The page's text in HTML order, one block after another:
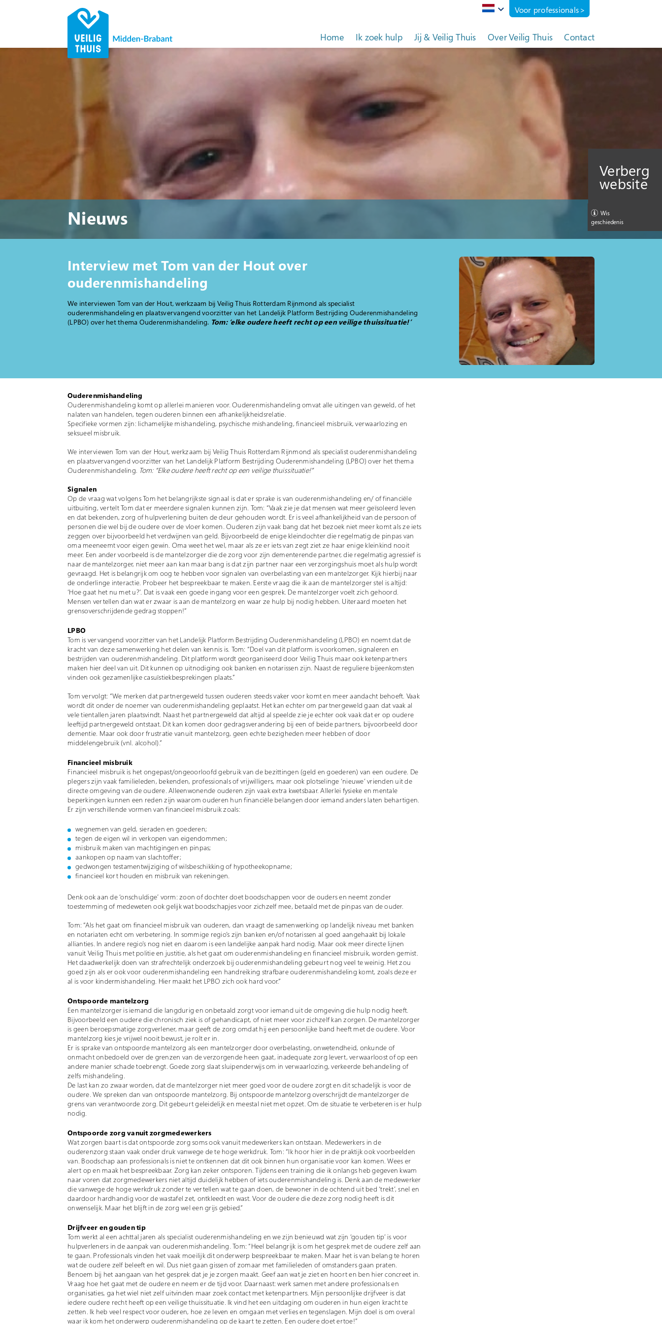
Voor professionals
Home Ik zoek hulp Jij & Veilig Thuis Over Veilig Thuis Contact
Nieuws
Verberg
website
Wis
geschiedenis
Interview met Tom van der Hout over
ouderenmishandeling
We interviewen Tom van der Hout, werkzaam bij Veilig Thuis Rotterdam Rijnmond als specialist
ouderenmishandeling en plaatsvervangend voorzitter van het Landelijk Platform Bestrijding Ouderenmishandeling
(LPBO) over het thema Ouderenmishandeling. Tom: ‘elke oudere heeft recht op een veilige thuissituatie!’
Ouderenmishandeling
Ouderenmishandeling komt op allerlei manieren voor. Ouderenmishandeling omvat alle uitingen van geweld, of het
nalaten van handelen, tegen ouderen binnen een afhankelijkheidsrelatie.
Specifieke vormen zijn: lichamelijke mishandeling, psychische mishandeling, financieel misbruik, verwaarlozing en
seksueel misbruik.
We interviewen Tom van der Hout, werkzaam bij Veilig Thuis Rotterdam Rijnmond als specialist ouderenmishandeling
en plaatsvervangend voorzitter van het Landelijk Platform Bestrijding Ouderenmishandeling (LPBO) over het thema
Ouderenmishandeling. Tom: “Elke oudere heeft recht op een veilige thuissituatie!”
Signalen
Op de vraag wat volgens Tom het belangrijkste signaal is dat er sprake is van ouderenmishandeling en/ of financiële
uitbuiting, vertelt Tom dat er meerdere signalen kunnen zijn. Tom: “Vaak zie je dat mensen wat meer geïsoleerd leven
en dat bekenden, zorg of hulpverlening buiten de deur gehouden wordt. Er is veel afhankelijkheid van de persoon of
personen die wel bij de oudere over de vloer komen. Ouderen zijn vaak bang dat het bezoek niet meer komt als ze iets
zeggen over bijvoorbeeld het verdwijnen van geld. Bijvoorbeeld de enige kleindochter die regelmatig de pinpas van
oma meeneemt voor eigen gewin. Oma weet het wel, maar als ze er iets van zegt ziet ze haar enige kleinkind nooit
meer. Een ander voorbeeld is de mantelzorger die de zorg voor zijn dementerende partner, die regelmatig agressief is
naar de mantelzorger, niet meer aan kan maar bang is dat zijn partner naar een verzorgingshuis moet als hulp wordt
gevraagd. Het is belangrijk om oog te hebben voor signalen van overbelasting van een mantelzorger. Kijk hierbij naar
de onderlinge interactie. Probeer het bespreekbaar te maken. Eerste vraag die ik aan de mantelzorger stel is altijd:
‘Hoe gaat het nu met u?’. Dat is vaak een goede ingang voor een gesprek. De mantelzorger voelt zich gehoord.
Mensen vertellen dan wat er zwaar is aan de mantelzorg en waar ze hulp bij nodig hebben. Uiteraard moeten het
grensoverschrijdende gedrag stoppen!”
LPBO
Tom is vervangend voorzitter van het Landelijk Platform Bestrijding Ouderenmishandeling (LPBO) en noemt dat de
kracht van deze samenwerking het delen van kennis is. Tom: “Doel van dit platform is voorkomen, signaleren en
bestrijden van ouderenmishandeling. Dit platform wordt georganiseerd door Veilig Thuis maar ook ketenpartners
maken hier deel van uit. Dit kunnen op uitnodiging ook banken en notarissen zijn. Naast de reguliere bijeenkomsten
vinden ook gezamenlijke casuïstiekbesprekingen plaats.”
Tom vervolgt: “We merken dat partnergeweld tussen ouderen steeds vaker voor komt en meer aandacht behoeft. Vaak
wordt dit onder de noemer van ouderenmishandeling geplaatst. Het kan echter om partnergeweld gaan dat vaak al
vele tientallen jaren plaatsvindt. Naast het partnergeweld dat altijd al speelde zie je echter ook vaak dat er op oudere
leeftijd partnergeweld ontstaat. Dit kan komen door gedragsverandering bij een of beide partners, bijvoorbeeld door
dementie. Maar ook door frustratie vanuit mantelzorg, geen echte bezigheden meer hebben of door
middelengebruik (vnl. alcohol).”
Financieel misbruik
Financieel misbruik is het ongepast/ongeoorloofd gebruik van de bezittingen (geld en goederen) van een oudere. De
plegers zijn vaak familieleden, bekenden, professionals of vrijwilligers, maar ook plotselinge ‘nieuwe’ vrienden uit de
directe omgeving van de oudere. Alleenwonende ouderen zijn vaak extra kwetsbaar. Allerlei fysieke en mentale
beperkingen kunnen een reden zijn waarom ouderen hun financiële belangen door iemand anders laten behartigen.
Er zijn verschillende vormen van financieel misbruik zoals:
wegnemen van geld, sieraden en goederen;
tegen de eigen wil in verkopen van eigendommen;
misbruik maken van machtigingen en pinpas;
aankopen op naam van slachtoffer;
gedwongen testamentwijziging of wilsbeschikking of hypotheekopname;
financieel kort houden en misbruik van rekeningen.
Denk ook aan de ‘onschuldige’ vorm: zoon of dochter doet boodschappen voor de ouders en neemt zonder
toestemming of medeweten ook gelijk wat boodschapjes voor zichzelf mee, betaald met de pinpas van de ouder.
Tom: “Als het gaat om financieel misbruik van ouderen, dan vraagt de samenwerking op landelijk niveau met banken
en notariaten echt om verbetering. In sommige regio’s zijn banken en/of notarissen al goed aangehaakt bij lokale
allianties. In andere regio’s nog niet en daarom is een landelijke aanpak hard nodig. Maar ook meer directe lijnen
vanuit Veilig Thuis met politie en justitie, als het gaat om ouderenmishandeling en financieel misbruik, worden gemist.
Het daadwerkelijk doen van strafrechtelijk onderzoek bij ouderenmishandeling gebeurt nog veel te weinig. Het zou
goed zijn als er ook voor ouderenmishandeling een handreiking strafbare ouderenmishandeling komt, zoals deze er
al is voor kindermishandeling. Hier maakt het LPBO zich ook hard voor.”
Ontspoorde mantelzorg
Een mantelzorger is iemand die langdurig en onbetaald zorgt voor iemand uit de omgeving die hulp nodig heeft.
Bijvoorbeeld een oudere die chronisch ziek is of gehandicapt, of niet meer voor zichzelf kan zorgen. De mantelzorger
is geen beroepsmatige zorgverlener, maar geeft de zorg omdat hij een persoonlijke band heeft met de oudere. Voor
mantelzorg kies je vrijwel nooit bewust, je rolt er in.
Er is sprake van ontspoorde mantelzorg als een mantelzorger door overbelasting, onwetendheid, onkunde of
onmacht onbedoeld over de grenzen van de verzorgende heen gaat, inadequate zorg levert, verwaarloost of op een
andere manier schade toebrengt. Goede zorg slaat sluipenderwijs om in verwaarlozing, verkeerde behandeling of
zelfs mishandeling.
De last kan zo zwaar worden, dat de mantelzorger niet meer goed voor de oudere zorgt en dit schadelijk is voor de
oudere. We spreken dan van ontspoorde mantelzorg. Bij ontspoorde mantelzorg overschrijdt de mantelzorger de
grens van verantwoorde zorg. Dit gebeurt geleidelijk en meestal niet met opzet. Om de situatie te verbeteren is er hulp
nodig.
Ontspoorde zorg vanuit zorgmedewerkers
Wat zorgen baart is dat ontspoorde zorg soms ook vanuit medewerkers kan ontstaan. Medewerkers in de
ouderenzorg staan vaak onder druk vanwege de te hoge werkdruk. Tom: “Ik hoor hier in de praktijk ook voorbeelden
van. Boodschap aan professionals is niet te ontkennen dat dit ook binnen hun organisatie voor kan komen. Wees er
alert op en maak het bespreekbaar. Zorg kan zeker ontsporen. Tijdens een training die ik onlangs heb gegeven kwam
naar voren dat zorgmedewerkers niet altijd duidelijk hebben of iets ouderenmishandeling is. Denk aan de medewerker
die vanwege de hoge werkdruk zonder te vertellen wat te gaan doen, de bewoner in de ochtend uit bed ‘trekt’, snel en
daardoor hardhandig voor de wastafel zet, ontkleedt en wast. Voor de oudere die deze zorg nodig heeft is dit
onwenselijk. Maar het blijft in de zorg wel een grijs gebied.”
Drijfveer en gouden tip
Tom werkt al een achttal jaren als specialist ouderenmishandeling en we zijn benieuwd wat zijn ‘gouden tip’ is voor
hulpverleners in de aanpak van ouderenmishandeling. Tom: “Heel belangrijk is om het gesprek met de oudere zelf aan
te gaan. Professionals vinden het vaak moeilijk dit onderwerp bespreekbaar te maken. Maar het is van belang te horen
wat de oudere zelf beleeft en wil. Dus niet gaan gissen of zomaar met familieleden of omstanders gaan praten.
Benoem bij het aangaan van het gesprek dat je je zorgen maakt. Geef aan wat je ziet en hoort en ben hier concreet in.
Vraag hoe het gaat met de oudere en neem er de tijd voor. Daarnaast: werk samen met andere professionals en
organisaties, ga het wiel niet zelf uitvinden maar zoek contact met ketenpartners. Mijn persoonlijke drijfveer is dat
iedere oudere recht heeft op een veilige thuissituatie. Ik vind het een uitdaging om ouderen in hun eigen kracht te
zetten. Ik heb veel respect voor ouderen, hoe ze leven en omgaan met verlies en tegenslagen. Mijn doel is om overal
waar ik kom het onderwerp ouderenmishandeling op de kaart te zetten. Een oudere doet ertoe!”